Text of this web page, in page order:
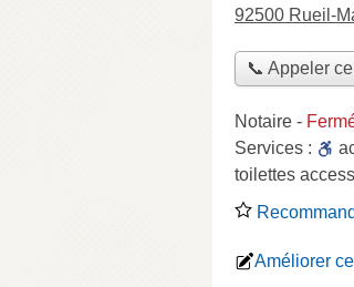
92500 Rueil-
📞 Appeler
Notaire -
Services :
toilettes
Améliorer